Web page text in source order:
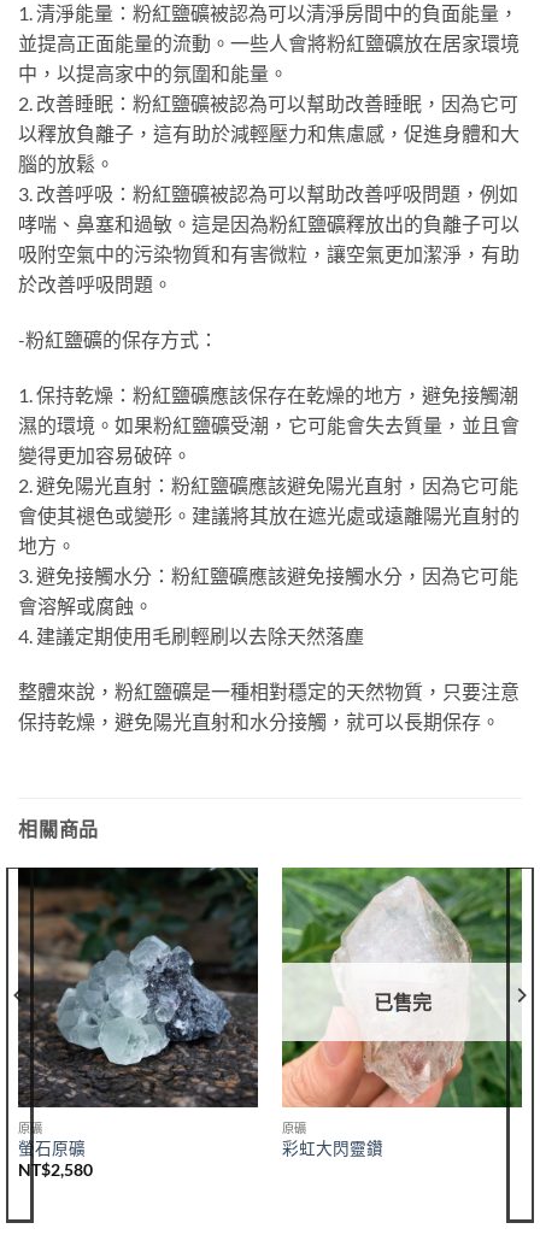
1. 清淨能量：粉紅鹽礦被認為可以清淨房間中的負面能量，
並提高正面能量的流動。一些人會將粉紅鹽礦放在居家環境
中，以提高家中的氛圍和能量。
2. 改善睡眠：粉紅鹽礦被認為可以幫助改善睡眠，因為它可
以釋放負離子，這有助於減輕壓力和焦慮感，促進身體和大
腦的放鬆。
3. 改善呼吸：粉紅鹽礦被認為可以幫助改善呼吸問題，例如
哮喘、鼻塞和過敏。這是因為粉紅鹽礦釋放出的負離子可以
吸附空氣中的污染物質和有害微粒，讓空氣更加潔淨，有助
於改善呼吸問題。
-粉紅鹽礦的保存方式：
1. 保持乾燥：粉紅鹽礦應該保存在乾燥的地方，避免接觸潮
濕的環境。如果粉紅鹽礦受潮，它可能會失去質量，並且會
變得更加容易破碎。
2. 避免陽光直射：粉紅鹽礦應該避免陽光直射，因為它可能
會使其褪色或變形。建議將其放在遮光處或遠離陽光直射的
地方。
3. 避免接觸水分：粉紅鹽礦應該避免接觸水分，因為它可能
會溶解或腐蝕。
4. 建議定期使用毛刷輕刷以去除天然落塵
整體來說，粉紅鹽礦是一種相對穩定的天然物質，只要注意
保持乾燥，避免陽光直射和水分接觸，就可以長期保存。
相關商品
原礦
螢石原礦
NT$2,580
已售完
原礦
彩虹大閃靈鑽